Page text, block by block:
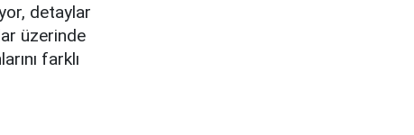
detaylar
üzerinde
farklı